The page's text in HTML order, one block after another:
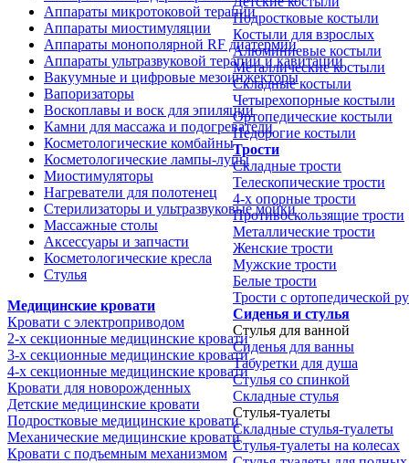
Аппараты микротоковой терапии
Аппараты миостимуляции
Аппараты монополярной RF диатермии
Аппараты ультразвуковой терапии и кавитации
Вакуумные и цифровые мезоинжекторы
Вапоризаторы
Воскоплавы и воск для эпиляции
Камни для массажа и подогреватели
Косметологические комбайны
Косметологические лампы-лупы
Миостимуляторы
Нагреватели для полотенец
Стерилизаторы и ультразвуковые мойки
Массажные столы
Аксессуары и запчасти
Косметологические кресла
Стулья
Медицинские кровати
Кровати с электроприводом
2-х секционные медицинские кровати
3-х секционные медицинские кровати
4-х секционные медицинские кровати
Кровати для новорожденных
Детские медицинские кровати
Подростковые медицинские кровати
Механические медицинские кровати
Кровати с подъемным механизмом
Подростковые костыли
Костыли для взрослых
Алюминиевые костыли
Металлические костыли
Складные костыли
Четырехопорные костыли
Ортопедические костыли
Недорогие костыли
Трости
Складные трости
Телескопические трости
4-х опорные трости
Противоскользящие трости
Металлические трости
Женские трости
Мужские трости
Белые трости
Трости с ортопедической
Сиденья и стулья
Стулья для ванной
Сиденья для ванны
Табуретки для душа
Стулья со спинкой
Складные стулья
Стулья-туалеты
Складные стулья-туалеты
Стулья-туалеты на колесах